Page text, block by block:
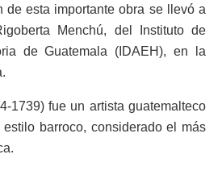
de esta importante obra se llevó a
Menchú, del Instituto de
de Guatemala (IDAEH), en la
1739) fue un artista guatemalteco
barroco, considerado el más